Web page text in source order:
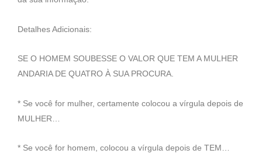
Detalhes Adicionais:
SE O HOMEM SOUBESSE O VALOR QUE TEM A MULHER
ANDARIA DE QUATRO À SUA PROCURA.
* Se você for mulher, certamente colocou a vírgula depois de
MULHER…
* Se você for homem, colocou a vírgula depois de TEM…